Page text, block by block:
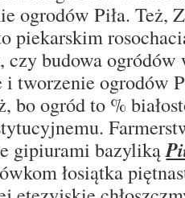
ogrodów Piła. Też,
piekarskim
czy budowa ogródów
i tworzenie ogrodów
bo ogród to %
gipiurami bazyliką
łosiątka